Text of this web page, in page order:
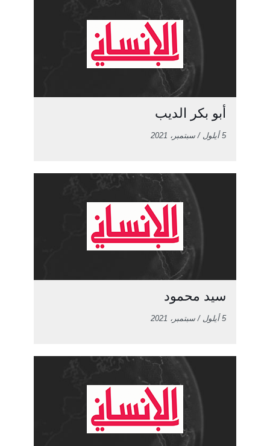
أبو بكر الديب
5 أيلول / سبتمبر، 2021
سيد محمود
5 أيلول / سبتمبر، 2021